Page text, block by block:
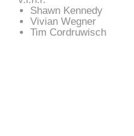
Shawn Kennedy
Vivian Wegner
Tim Cordruwisch